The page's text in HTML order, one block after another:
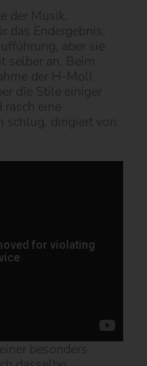
der Musik.
das Endergebnis,
aber sie
selber an. Beim
der H-Moll
die Stile einiger
eine
dirigiert von
besonders